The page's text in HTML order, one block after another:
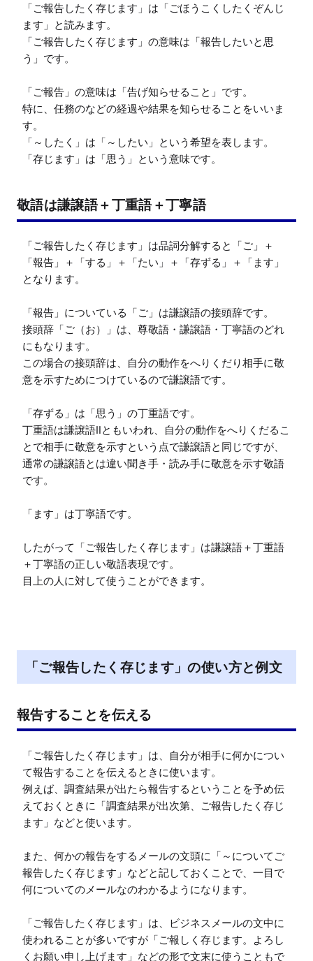
「ご報告したく存じます」は「ごほうこくしたくぞんじ
ます」と読みます。
「ご報告したく存じます」の意味は「報告したいと思
う」です。
「ご報告」の意味は「告げ知らせること」です。
特に、任務のなどの経過や結果を知らせることをいいま
す。
「～したく」は「～したい」という希望を表します。
「存じます」は「思う」という意味です。
敬語は謙譲語＋丁重語＋丁寧語
「ご報告したく存じます」は品詞分解すると「ご」＋
「報告」＋「する」＋「たい」＋「存ずる」＋「ます」
となります。
「報告」についている「ご」は謙譲語の接頭辞です。
接頭辞「ご（お）」は、尊敬語・謙譲語・丁寧語のどれ
にもなります。
この場合の接頭辞は、自分の動作をへりくだり相手に敬
意を示すためにつけているので謙譲語です。
「存ずる」は「思う」の丁重語です。
丁重語は謙譲語Ⅱともいわれ、自分の動作をへりくだるこ
とで相手に敬意を示すという点で謙譲語と同じですが、
通常の謙譲語とは違い聞き手・読み手に敬意を示す敬語
です。
「ます」は丁寧語です。
したがって「ご報告したく存じます」は謙譲語＋丁重語
＋丁寧語の正しい敬語表現です。
目上の人に対して使うことができます。
「ご報告したく存じます」の使い方と例文
報告することを伝える
「ご報告したく存じます」は、自分が相手に何かについ
て報告することを伝えるときに使います。
例えば、調査結果が出たら報告するということを予め伝
えておくときに「調査結果が出次第、ご報告したく存じ
ます」などと使います。
また、何かの報告をするメールの文頭に「～についてご
報告したく存じます」などと記しておくことで、一目で
何についてのメールなのわかるようになります。
「ご報告したく存じます」は、ビジネスメールの文中に
使われることが多いですが「ご報しく存じます。よろし
くお願い申し上げます」などの形で文末に使うこともで